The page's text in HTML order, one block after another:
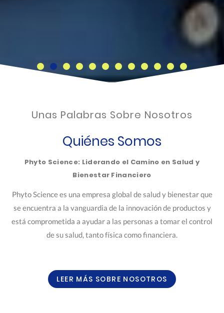
Unas Palabras Sobre Nosotros
Quiénes Somos
Phyto Science: Liderando el Camino en Salud y
Bienestar Financiero
Phyto Science es una empresa global de salud y bienestar que
se encuentra a la vanguardia de la innovación de productos y
está comprometida a ayudar a las personas a tomar el control
de su salud, tanto física como financiera.
LEER MÁS SOBRE NOSOTROS